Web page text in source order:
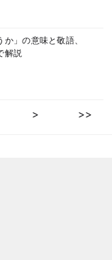
か」の意味と敬語、
解説
> >>